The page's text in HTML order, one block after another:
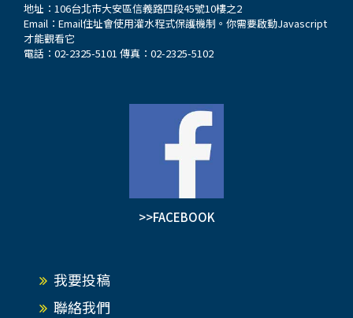
地址：106台北市大安區信義路四段45號10樓之2
Email： Email住址會使用灌水程式保護機制。你需要啟動Javascript
才能觀看它
電話：02-2325-5101 傳真：02-2325-5102
>>FACEBOOK
我要投稿
聯絡我們